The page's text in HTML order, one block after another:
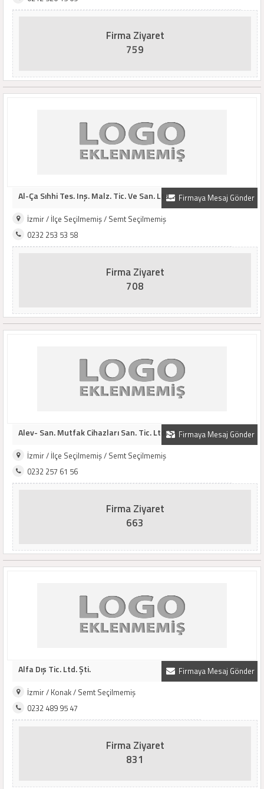
Firma Ziyaret
759
Firmaya Mesaj Gönder
Al-Ça Sıhhi Tes. Inş. Malz. Tic. Ve San. Ltd...
İzmir / İlçe Seçilmemiş / Semt Seçilmemiş
0232 253 53 58
Firma Ziyaret
708
Firmaya Mesaj Gönder
Alev- San. Mutfak Cihazları San. Tic. Ltd. Şt..
İzmir / İlçe Seçilmemiş / Semt Seçilmemiş
0232 257 61 56
Firma Ziyaret
663
Firmaya Mesaj Gönder
Alfa Dış Tic. Ltd. Şti.
İzmir / Konak / Semt Seçilmemiş
0232 489 95 47
Firma Ziyaret
831